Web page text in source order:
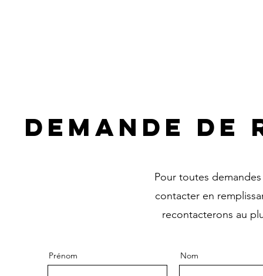
DEMANDE DE
Pour toutes
contacter en
recontacterons au
Prénom Nom